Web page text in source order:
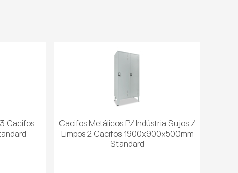
Cacifos
Cacifos Metálicos P/ Indústria Sujos /
Limpos 2 Cacifos 1900x900x500mm
Standard